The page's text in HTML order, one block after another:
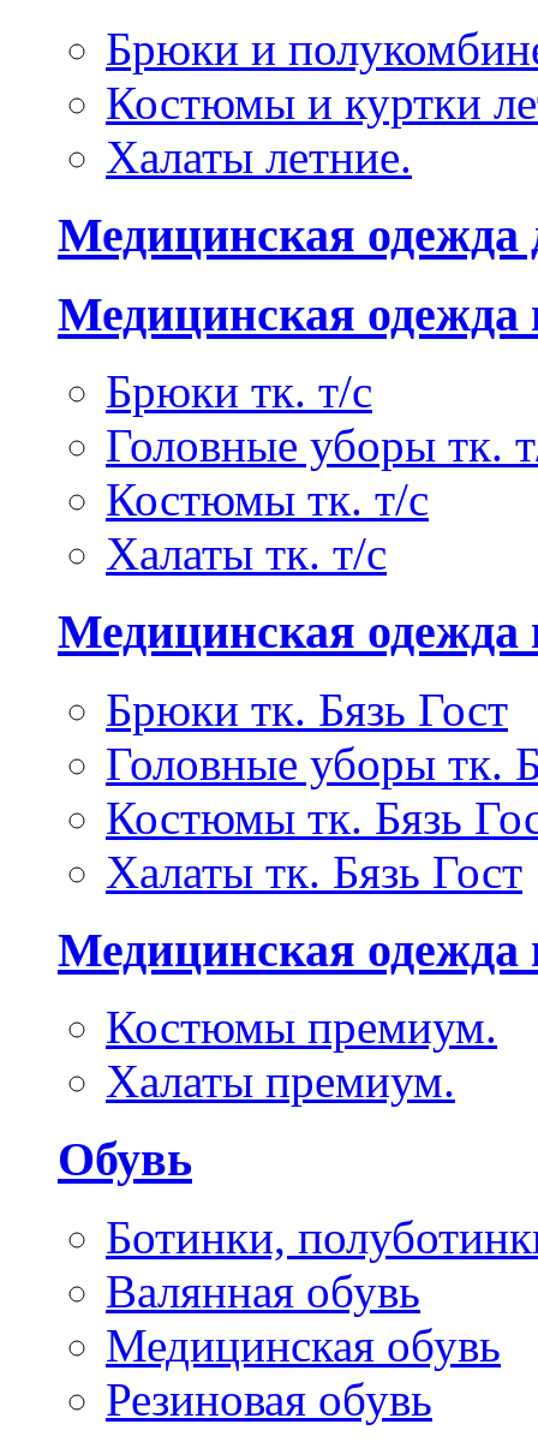
Брюки и
Костюмы и куртки
Халаты летние.
Медицинская
Медицинская одежда
Брюки тк. т/с
Головные уборы тк.
Костюмы тк. т/с
Халаты тк. т/с
Медицинская одежда
Брюки тк. Бязь Гост
Головные уборы тк.
Костюмы тк. Бязь
Халаты тк. Бязь Гост
Медицинская одежда
Костюмы премиум.
Халаты премиум.
Обувь
Ботинки,
Валянная обувь
Медицинская обувь
Резиновая обувь